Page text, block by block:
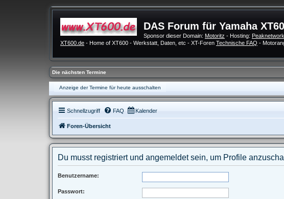
DAS Forum für Yamaha
Sponsor dieser Domain: Motoritz - Hosting:
XT600.de - Home of XT600 - Werkstatt, Daten, etc - XT-Foren Technische FAQ -
Die nächsten Termine
Anzeige der Termine für heute ausschalten
Schnellzugriff FAQ Kalender
Foren-Übersicht
Du musst registriert und angemeldet sein, um Profile
Benutzername:
Passwort: